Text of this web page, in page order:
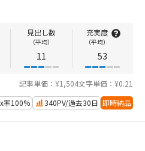
見出し数
（平均）
11
充実度
（平均）
53
記事単価：¥1,504文字単価：¥0.21
率100%
340PV/過去30日 即時納品